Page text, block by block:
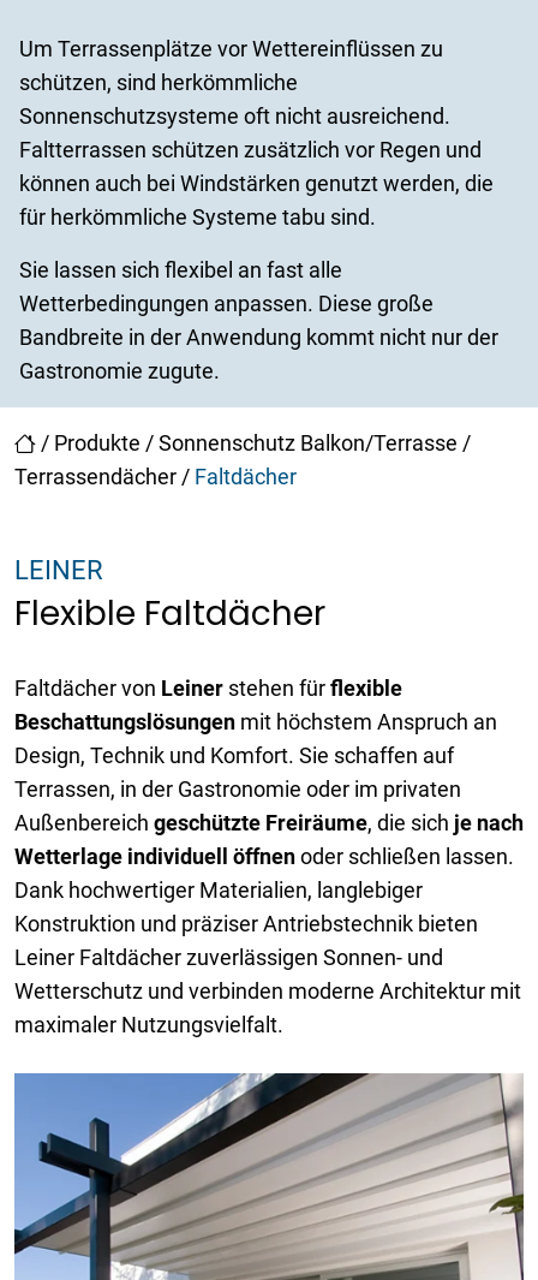
/ Produkte /Sonnenschutz Balkon/Terrasse /
Terrassendächer/ Faltdächer
Um Terrassenplätze vor Wettereinflüssen zu
schützen, sind herkömmliche
Sonnenschutzsysteme oft nicht ausreichend.
Faltterrassen schützen zusätzlich vor Regen und
können auch bei Windstärken genutzt werden, die
für herkömmliche Systeme tabu sind.
Sie lassen sich flexibel an fast alle
Wetterbedingungen anpassen. Diese große
Bandbreite in der Anwendung kommt nicht nur der
Gastronomie zugute.
LEINER
Flexible Faltdächer
Faltdächer von Leiner stehen fürflexible
Beschattungslösungen mit höchstem Anspruch an
Design, Technik und Komfort. Sie schaffen auf
Terrassen, in der Gastronomie oder im privaten
Außenbereich geschützte Freiräume, die sich je nach
Wetterlage individuell öffnenoder schließen lassen.
Dank hochwertiger Materialien, langlebiger
Konstruktion und präziser Antriebstechnik bieten
Leiner Faltdächer zuverlässigen Sonnen- und
Wetterschutz und verbinden moderne Architektur mit
maximaler Nutzungsvielfalt.